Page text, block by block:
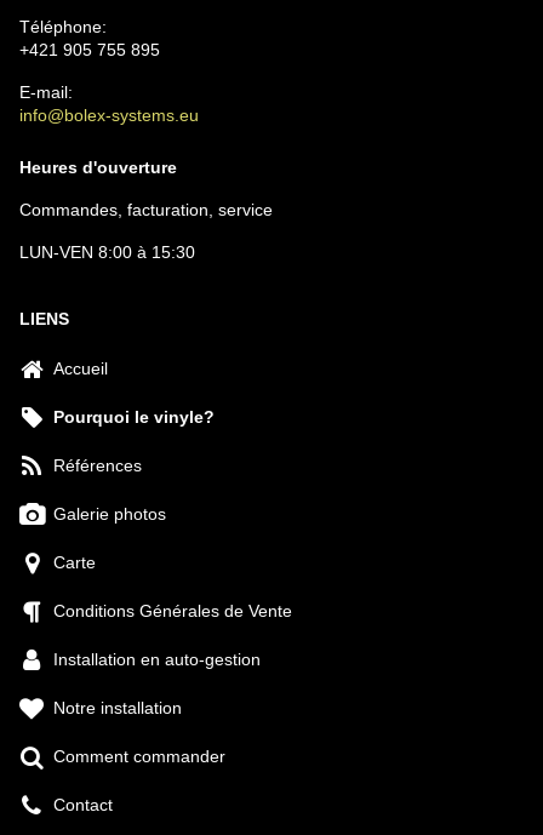
Téléphone:
+421 905 755 895
E-mail:
info@bolex-systems.eu
Heures d'ouverture
Commandes, facturation, service
LUN-VEN 8:00 à 15:30
LIENS
Accueil
Pourquoi le vinyle?
Références
Galerie photos
Carte
Conditions Générales de Vente
Installation en auto-gestion
Notre installation
Comment commander
Contact